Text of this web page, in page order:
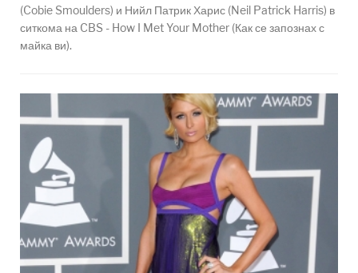
(Cobie Smoulders) и Нийл Патрик Харис (Neil Patrick Harris) в
ситкома на CBS - How I Met Your Mother (Как се запознах с
майка ви).